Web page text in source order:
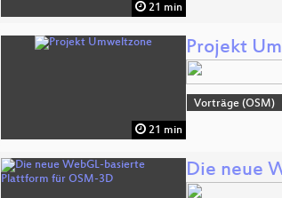
21 min
21 min
Projekt
Vorträge (OSM)
Die neue